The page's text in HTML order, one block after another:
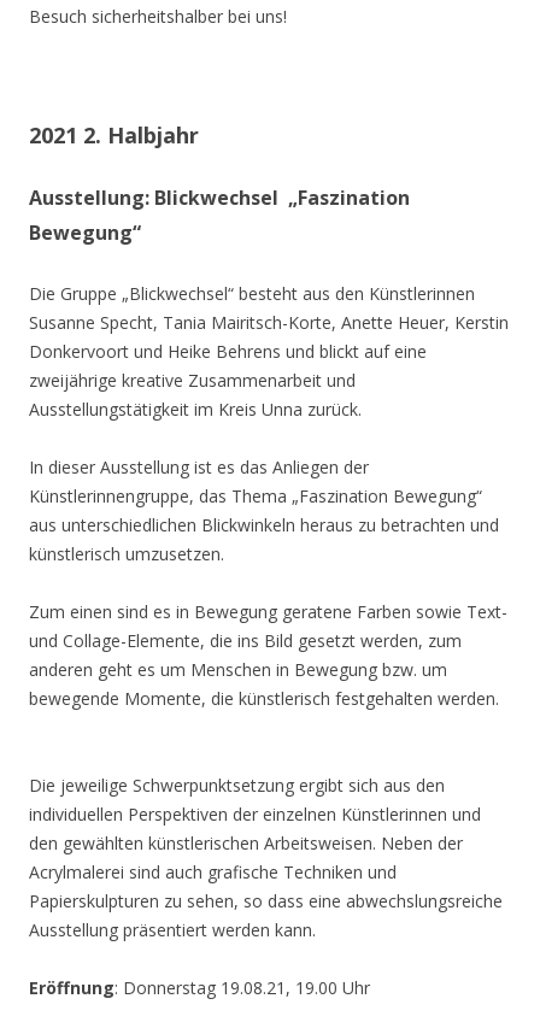
Besuch sicherheitshalber bei uns!
2021 2. Halbjahr
Ausstellung: Blickwechsel „Faszination
Bewegung“
Die Gruppe „Blickwechsel“ besteht aus den Künstlerinnen
Susanne Specht, Tania Mairitsch-Korte, Anette Heuer, Kerstin
Donkervoort und Heike Behrens und blickt auf eine
zweijährige kreative Zusammenarbeit und
Ausstellungstätigkeit im Kreis Unna zurück.
In dieser Ausstellung ist es das Anliegen der
Künstlerinnengruppe, das Thema „Faszination Bewegung“
aus unterschiedlichen Blickwinkeln heraus zu betrachten und
künstlerisch umzusetzen.
Zum einen sind es in Bewegung geratene Farben sowie Text-
und Collage-Elemente, die ins Bild gesetzt werden, zum
anderen geht es um Menschen in Bewegung bzw. um
bewegende Momente, die künstlerisch festgehalten werden.
Die jeweilige Schwerpunktsetzung ergibt sich aus den
individuellen Perspektiven der einzelnen Künstlerinnen und
den gewählten künstlerischen Arbeitsweisen. Neben der
Acrylmalerei sind auch grafische Techniken und
Papierskulpturen zu sehen, so dass eine abwechslungsreiche
Ausstellung präsentiert werden kann.
Eröffnung: Donnerstag 19.08.21, 19.00 Uhr